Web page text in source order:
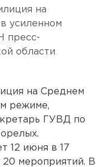
на
усиленном
пресс-
области
на Среднем
режиме,
ГУВД по
12 июня в 17
20 мероприятий. В